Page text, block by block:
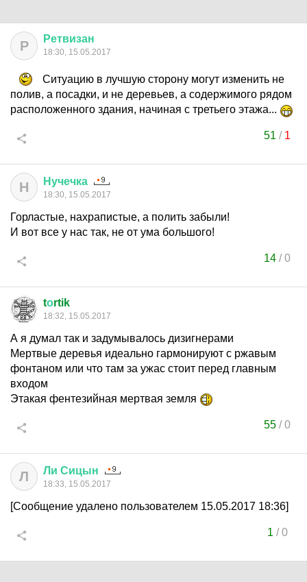
Р Ретвизан
18:30, 15.05.2017
Ситуацию в лучшую сторону могут изменить не
полив, а посадки, и не деревьев, а содержимого рядом
расположенного здания, начиная с третьего этажа...
51 / 1
Н Нучечка
18:30, 15.05.2017
Горластые, нахрапистые, а полить забыли!
И вот все у нас так, не от ума большого!
14 /0
tоrtik
18:32, 15.05.2017
А я думал так и задумывалось дизигнерами
Мертвые деревья идеально гармонируют с ржавым
фонтаном или что там за ужас стоит перед главным
входом
Этакая фентезийная мертвая земля
55 /0
Л Ли Сицын
18:33, 15.05.2017
[Сообщение удалено пользователем 15.05.2017 18:36]
1 /0